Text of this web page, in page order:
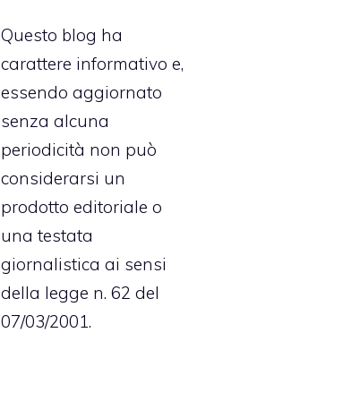
Questo blog ha
carattere informativo e,
essendo aggiornato
senza alcuna
periodicità non può
considerarsi un
prodotto editoriale o
una testata
giornalistica ai sensi
della legge n. 62 del
07/03/2001.